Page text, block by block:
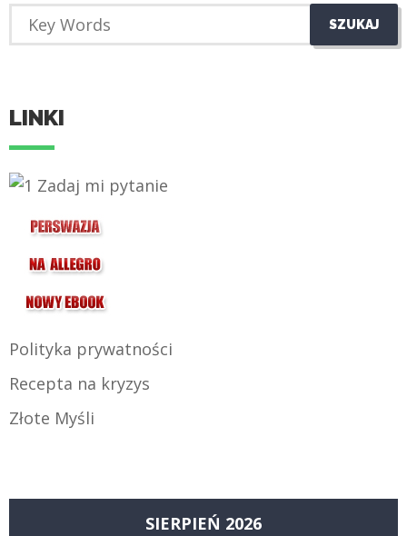
LINKI
Polityka prywatności
Recepta na kryzys
Złote Myśli
SIERPIEŃ 2026